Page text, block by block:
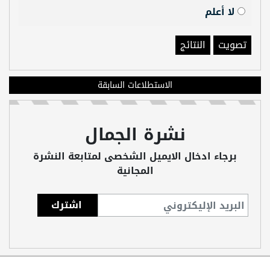
لا أعلم
تصويت
النتائج
الاستطلاعات السابقة
نشرة الجمال
برجاء ادخال الايميل الشخصى لمتابعة النشرة
المجانية